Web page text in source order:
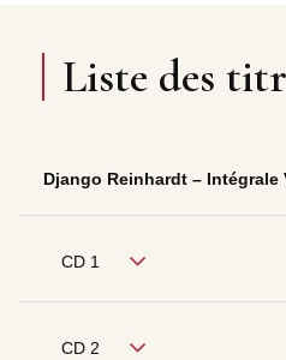
Liste des
Django Reinhardt – Intégrale
CD 1
CD 2